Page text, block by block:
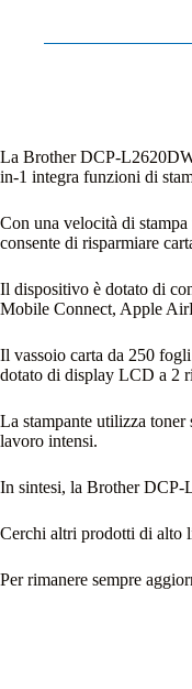
La Brother DCP-
in-1 integra funzioni di
Con una velocità di
consente di risparmiare
Il dispositivo è dotato di
Mobile Connect, Apple
Il vassoio carta da 250
dotato di display LCD a 2
La stampante utilizza
lavoro intensi.
In sintesi, la Brother DCP-
Cerchi altri prodotti di alto
Per rimanere sempre